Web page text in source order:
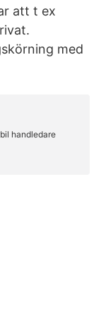
att t ex
med